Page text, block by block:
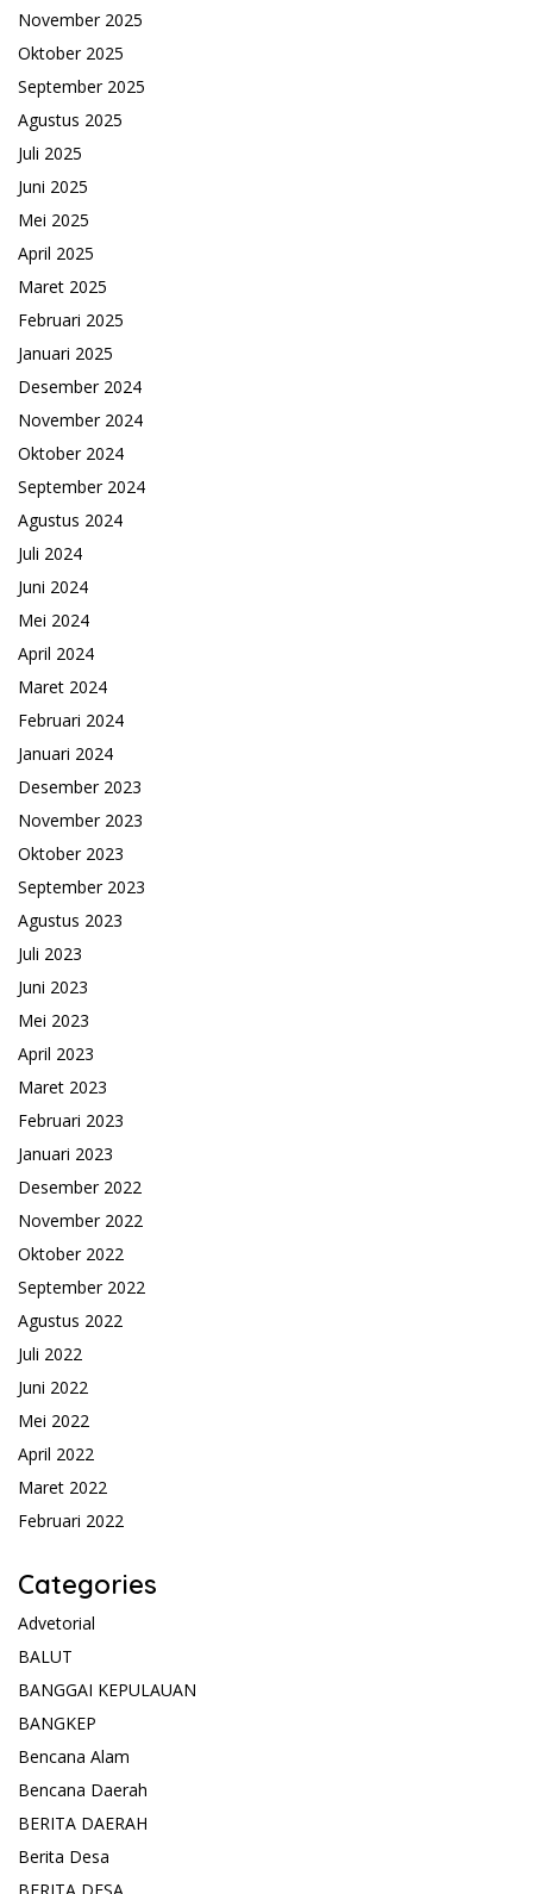
November 2025
Oktober 2025
September 2025
Agustus 2025
Juli 2025
Juni 2025
Mei 2025
April 2025
Maret 2025
Februari 2025
Januari 2025
Desember 2024
November 2024
Oktober 2024
September 2024
Agustus 2024
Juli 2024
Juni 2024
Mei 2024
April 2024
Maret 2024
Februari 2024
Januari 2024
Desember 2023
November 2023
Oktober 2023
September 2023
Agustus 2023
Juli 2023
Juni 2023
Mei 2023
April 2023
Maret 2023
Februari 2023
Januari 2023
Desember 2022
November 2022
Oktober 2022
September 2022
Agustus 2022
Juli 2022
Juni 2022
Mei 2022
April 2022
Maret 2022
Februari 2022
Categories
Advetorial
BALUT
BANGGAI KEPULAUAN
BANGKEP
Bencana Alam
Bencana Daerah
BERITA DAERAH
Berita Desa